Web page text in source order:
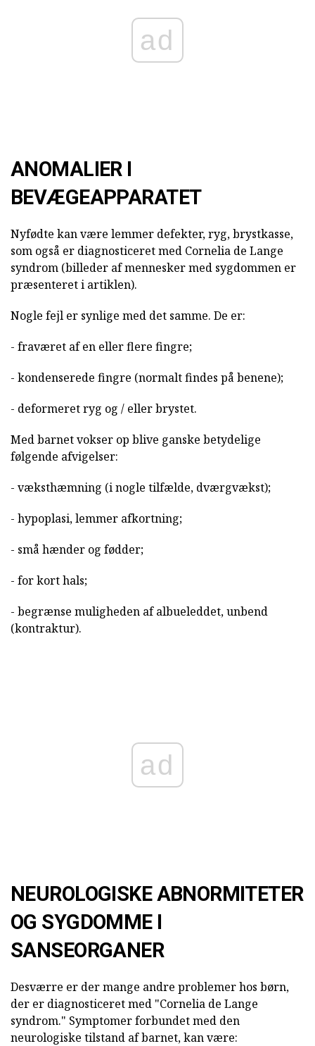
ad
ANOMALIER I
BEVÆGEAPPARATET
Nyfødte kan være lemmer defekter, ryg, brystkasse,
som også er diagnosticeret med Cornelia de Lange
syndrom (billeder af mennesker med sygdommen er
præsenteret i artiklen).
Nogle fejl er synlige med det samme. De er:
- fraværet af en eller flere fingre;
- kondenserede fingre (normalt findes på benene);
- deformeret ryg og / eller brystet.
Med barnet vokser op blive ganske betydelige
følgende afvigelser:
- væksthæmning (i nogle tilfælde, dværgvækst);
- hypoplasi, lemmer afkortning;
- små hænder og fødder;
- for kort hals;
- begrænse muligheden af albueleddet, unbend
(kontraktur).
ad
NEUROLOGISKE ABNORMITETER
OG SYGDOMME I
SANSEORGANER
Desværre er der mange andre problemer hos børn,
der er diagnosticeret med "Cornelia de Lange
syndrom." Symptomer forbundet med den
neurologiske tilstand af barnet, kan være: